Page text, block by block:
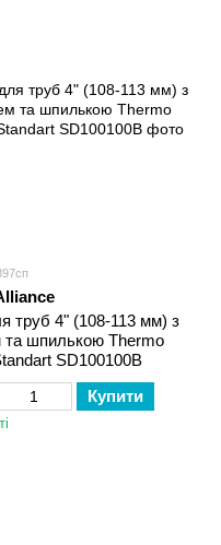
труб 4" (108-113 мм) з
шпилькою Thermo
SD100100B
Купити